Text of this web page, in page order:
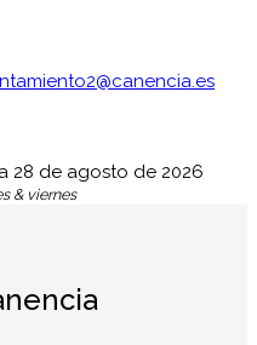
a 28 de agosto de 2026
& viernes